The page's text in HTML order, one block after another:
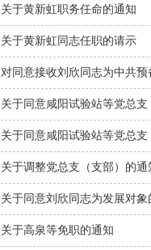
关于黄新虹职务任命的通知
关于黄新虹同志任职的请示
对同意接收刘欣同志为中共预
关于同意咸阳试验站等党总
关于同意咸阳试验站等党总
关于调整党总支（支部）的通
关于同意刘欣同志为发展对象
关于高泉等免职的通知